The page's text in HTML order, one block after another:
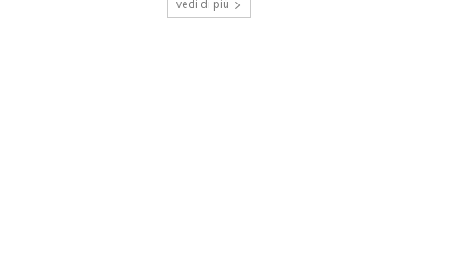
vedi di più